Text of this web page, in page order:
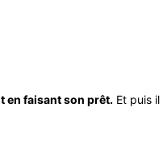
en faisant son prêt. Et puis